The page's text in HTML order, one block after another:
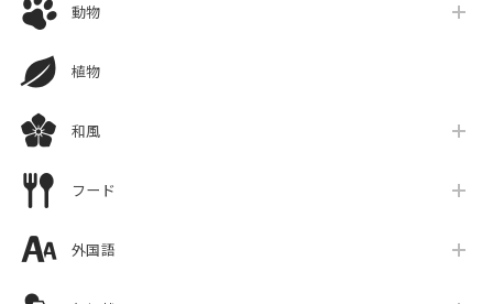
動物
植物
和風
フード
外国語